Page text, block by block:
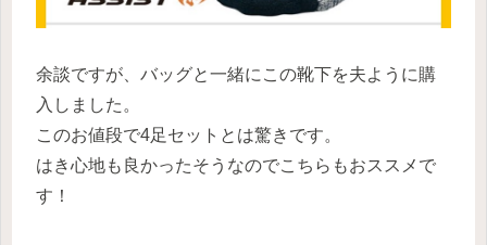
余談ですが、バッグと一緒にこの靴下を夫ように購
入しました。
このお値段で4足セットとは驚きです。
はき心地も良かったそうなのでこちらもおススメで
す！